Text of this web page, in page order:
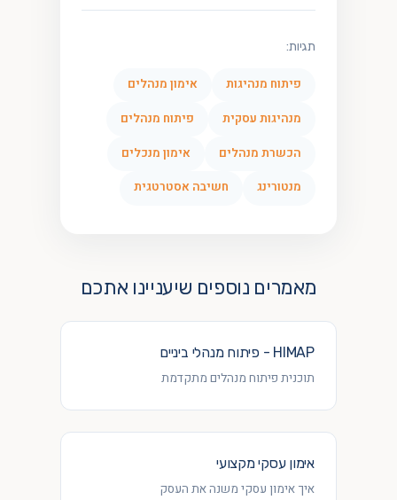
תגיות:
פיתוח מנהיגות
אימון מנהלים
מנהיגות עסקית
פיתוח מנהלים
הכשרת מנהלים
אימון מנכלים
מנטורינג
חשיבה אסטרטגית
מאמרים נוספים שיעניינו אתכם
HIMAP - פיתוח מנהלי ביניים
תוכנית פיתוח מנהלים מתקדמת
אימון עסקי מקצועי
איך אימון עסקי משנה את העסק